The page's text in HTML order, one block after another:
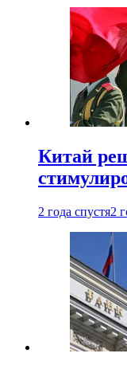
Китай
2 года спустя2